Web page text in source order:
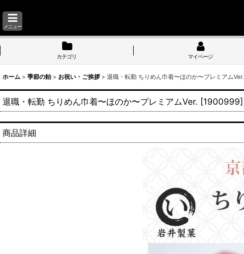
メニュー
カテゴリ マイページ
ホーム > 季節の飴 > お祝い・ご挨拶 > 退職・転勤 ちりめん巾着〜ほのか〜プレミアムVer.
退職・転勤 ちりめん巾着〜ほのか〜プレミアムVer. [1900999]
商品詳細